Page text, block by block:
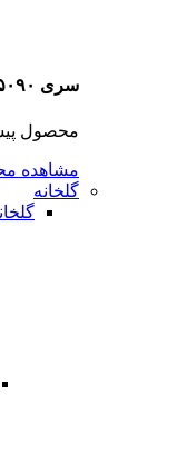
سری ۵۰۹۰
محصول
مشاهده
گلخانه